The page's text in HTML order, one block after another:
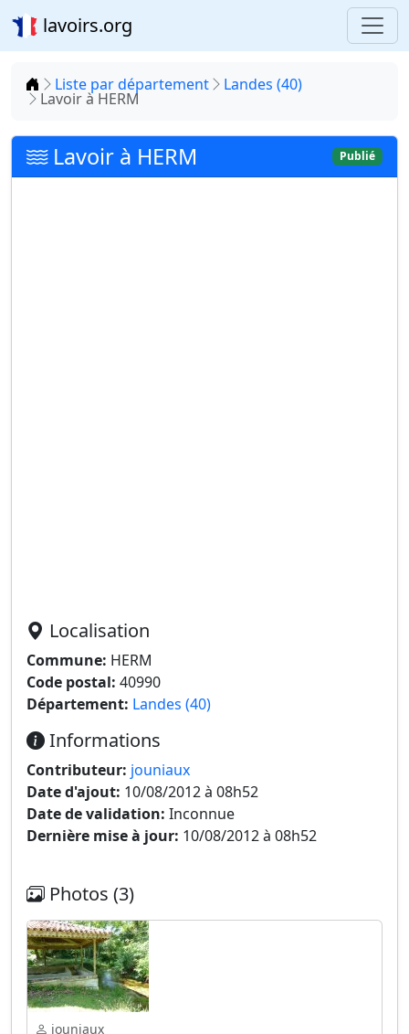
lavoirs.org
Accueil
Liste par département Landes (40)
Lavoir à HERM
Lavoir à HERM Publié
Localisation
Commune: HERM
Code postal: 40990
Département: Landes (40)
Informations
Contributeur: jouniaux
Date d'ajout: 10/08/2012 à 08h52
Date de validation: Inconnue
Dernière mise à jour: 10/08/2012 à 08h52
Photos (3)
jouniaux